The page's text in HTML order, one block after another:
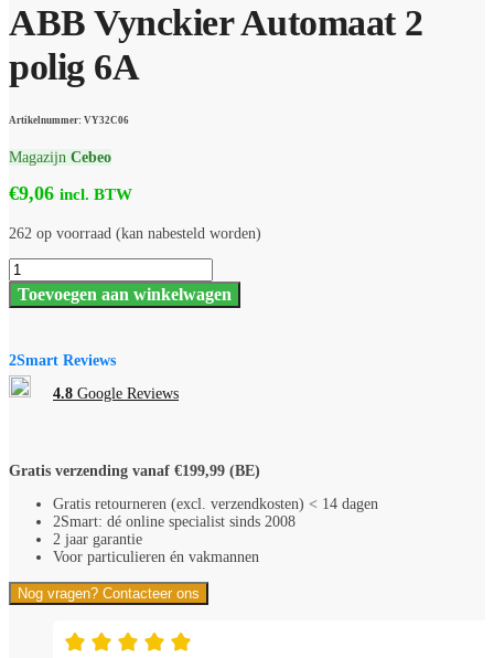
ABB Vynckier Automaat 2
polig 6A
Artikelnummer: VY32C06
Magazijn Cebeo
€9,06 incl. BTW
262 op voorraad (kan nabesteld worden)
ABB
Vynckier
Automaat
6A
aantal
Toevoegen aan winkelwagen
2Smart Reviews
4.8 Google Reviews
Gratis verzending vanaf €199,99 (BE)
Gratis retourneren (excl. verzendkosten) < 14 dagen
2Smart: dé online specialist sinds 2008
2 jaar garantie
Voor particulieren én vakmannen
Nog vragen? Contacteer ons